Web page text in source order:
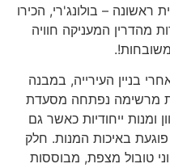
– בולונג'רי, הכירו
המעניקה חוויה
אחרי בניין העירייה, במבנה
מרשימה נפתחה מסעדת
ייחודיות כאשר גם
באיכות המנות. חלק
מצפת, מבוססות